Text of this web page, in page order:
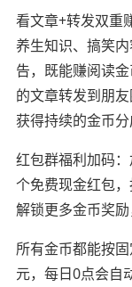
看文章+转发双重
养生知识、搞笑
告，既能赚阅读
的文章转发到朋
获得持续的金币分
红包群福利加码
个免费现金红包
解锁更多金币奖励
所有金币都能按
元，每日0点会自